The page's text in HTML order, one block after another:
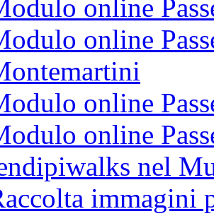
online
online
online
online
nel
immagini